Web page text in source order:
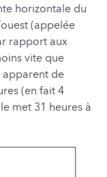
horizontale du
(appelée
rapport aux
vite que
apparent de
(en fait 4
met 31 heures à